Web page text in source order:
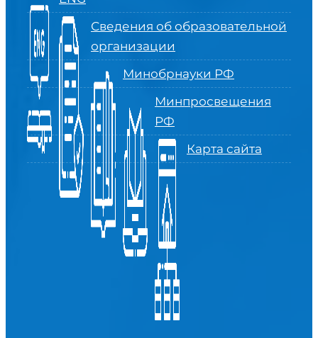
Сведения об образовательной
организации
Минобрнауки РФ
Минпросвещения
РФ
Карта сайта